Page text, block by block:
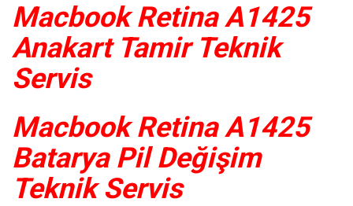
Macbook Retina A1425
Anakart Tamir Teknik
Servis
Macbook Retina A1425
Batarya Pil Değişim
Teknik Servis